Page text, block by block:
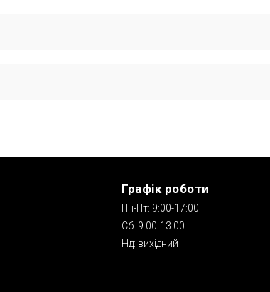
Графік роботи
Пн-Пт: 9:00-17:00
Сб: 9:00-13:00
Нд: вихідний